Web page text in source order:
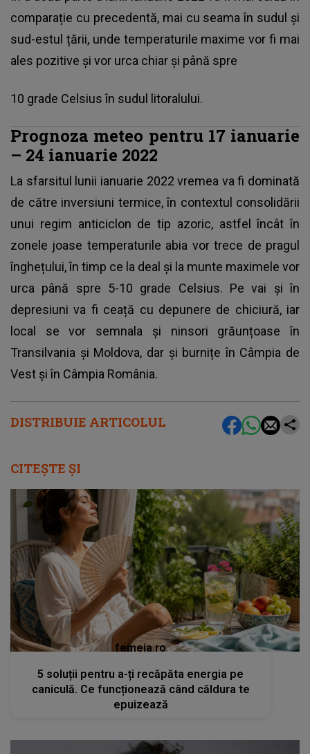
DISTRIBUIE ARTICOLUL
comparație cu precedentă, mai cu seama în sudul și
sud-estul țării, unde temperaturile maxime vor fi mai
ales pozitive și vor urca chiar și până spre
10 grade Celsius în sudul litoralului.
Prognoza meteo pentru 17 ianuarie
– 24 ianuarie 2022
La sfarsitul lunii ianuarie 2022 vremea va fi dominată
de către inversiuni termice, în contextul consolidării
unui regim anticiclon de tip azoric, astfel încât în
zonele joase temperaturile abia vor trece de pragul
înghețului, în timp ce la deal și la munte maximele vor
urca până spre 5-10 grade Celsius. Pe vai și în
depresiuni va fi ceață cu depunere de chiciură, iar
local se vor semnala și ninsori grăunțoase în
Transilvania și Moldova, dar și burnițe în Câmpia de
Vest și în Câmpia România.
CITEȘTE ȘI
femeia.ro
5 soluții pentru a-ți recăpăta energia pe
caniculă. Ce funcționează când căldura te
epuizează